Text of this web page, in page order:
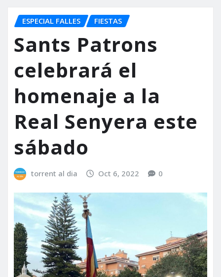
ESPECIAL FALLES FIESTAS
Sants Patrons
celebrará el
homenaje a la
Real Senyera este
sábado
torrent al dia Oct 6, 2022 0